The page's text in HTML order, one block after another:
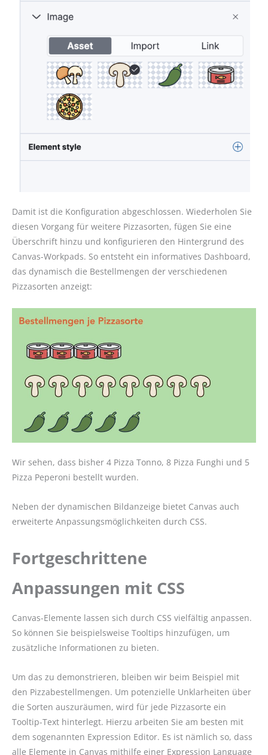
Damit ist die Konfiguration abgeschlossen. Wiederholen Sie
diesen Vorgang für weitere Pizzasorten, fügen Sie eine
Überschrift hinzu und konfigurieren den Hintergrund des
Canvas-Workpads. So entsteht ein informatives Dashboard,
das dynamisch die Bestellmengen der verschiedenen
Pizzasorten anzeigt:
Wir sehen, dass bisher 4 Pizza Tonno, 8 Pizza Funghi und 5
Pizza Peperoni bestellt wurden.
Neben der dynamischen Bildanzeige bietet Canvas auch
erweiterte Anpassungsmöglichkeiten durch CSS.
Fortgeschrittene
Anpassungen mit CSS
Canvas-Elemente lassen sich durch CSS vielfältig anpassen.
So können Sie beispielsweise Tooltips hinzufügen, um
zusätzliche Informationen zu bieten.
Um das zu demonstrieren, bleiben wir beim Beispiel mit
den Pizzabestellmengen. Um potenzielle Unklarheiten über
die Sorten auszuräumen, wird für jede Pizzasorte ein
Tooltip-Text hinterlegt. Hierzu arbeiten Sie am besten mit
dem sogenannten Expression Editor. Es ist nämlich so, dass
alle Elemente in Canvas mithilfe einer Expression Language